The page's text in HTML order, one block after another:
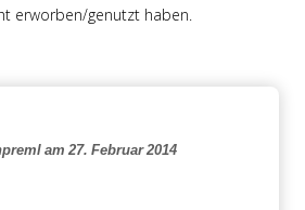
erworben/genutzt haben.
am 27. Februar 2014